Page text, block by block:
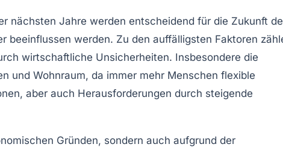
nächsten Jahre werden entscheidend für die Zukunft
beeinflussen werden. Zu den auffälligsten Faktoren
wirtschaftliche Unsicherheiten. Insbesondere die
und Wohnraum, da immer mehr Menschen flexible
aber auch Herausforderungen durch steigende
Gründen, sondern auch aufgrund der